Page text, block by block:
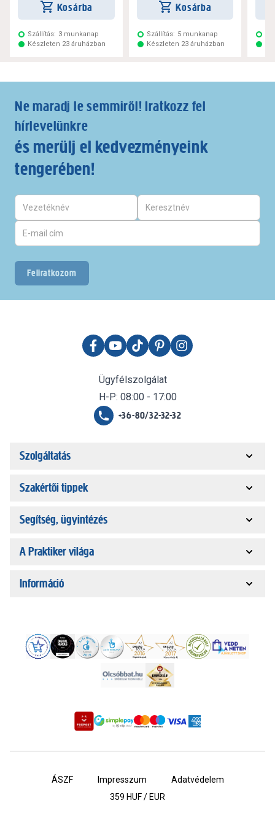
Kosárba
Szállítás: 3 munkanap
Készleten 23 áruházban
Kosárba
Szállítás: 5 munkanap
Készleten 23 áruházban
Ne maradj le semmiről! Iratkozz fel
hírlevelünkre
és merülj el kedvezményeink
tengerében!
Feliratkozom
Ügyfélszolgálat
H-P: 08:00 - 17:00
+36-80/32-32-32
Szolgáltatás
Szakértői tippek
Segítség, ügyintézés
A Praktiker világa
Információ
ÁSZF Impresszum
Adatvédelem
359 HUF / EUR